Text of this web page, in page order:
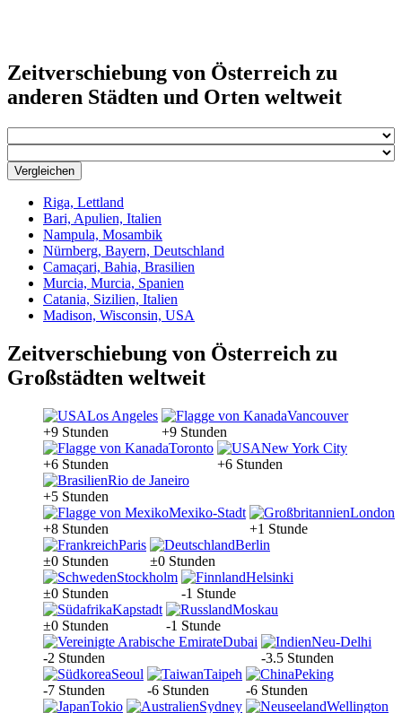
Zeitverschiebung von Österreich zu
anderen Städten und Orten weltweit
Vergleichen
Riga, Lettland
Bari, Apulien, Italien
Nampula, Mosambik
Nürnberg, Bayern, Deutschland
Camaçari, Bahia, Brasilien
Murcia, Murcia, Spanien
Catania, Sizilien, Italien
Madison, Wisconsin, USA
Zeitverschiebung von Österreich zu
Großstädten weltweit
Los Angeles
+9 Stunden
Vancouver
+9 Stunden
Toronto
+6 Stunden
New York City
+6 Stunden
Rio de Janeiro
+5 Stunden
Mexiko-Stadt
+8 Stunden
London
+1 Stunde
Paris
±0 Stunden
Berlin
±0 Stunden
Stockholm
±0 Stunden
Helsinki
-1 Stunde
Kapstadt
±0 Stunden
Moskau
-1 Stunde
Dubai
-2 Stunden
Neu-Delhi
-3.5 Stunden
Seoul
-7 Stunden
Taipeh
-6 Stunden
Peking
-6 Stunden
Tokio
Sydney
Wellington